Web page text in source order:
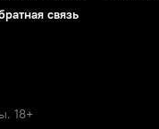
связь
18+